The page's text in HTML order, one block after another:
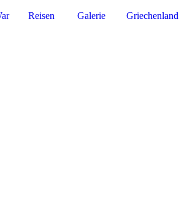
Reisen Galerie Griechenland